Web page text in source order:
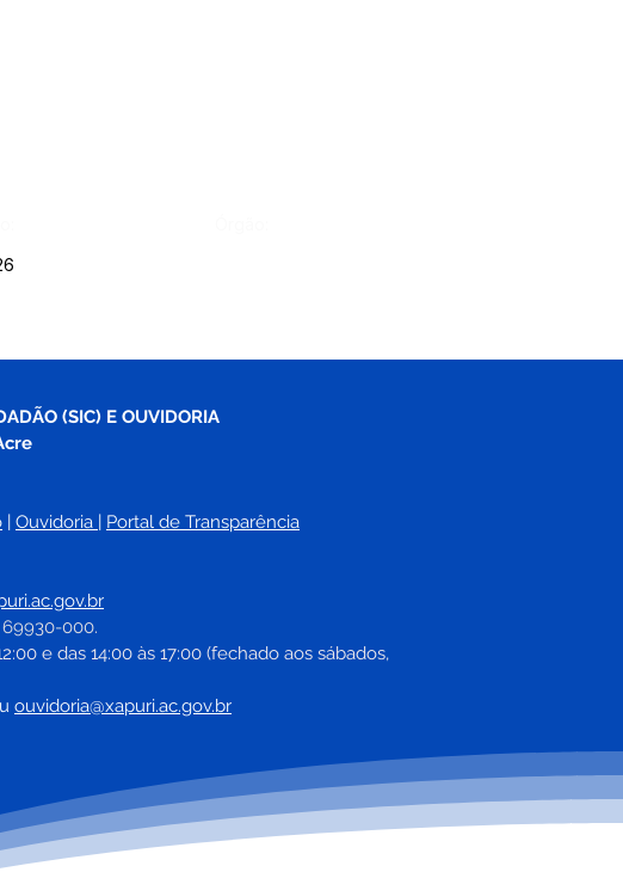
(SIC) E OUVIDORIA
| Ouvidoria | Portal de Transparência
69930-000.
e das 14:00 às 17:00 (fechado aos sábados,
ouvidoria@xapuri.ac.gov.br